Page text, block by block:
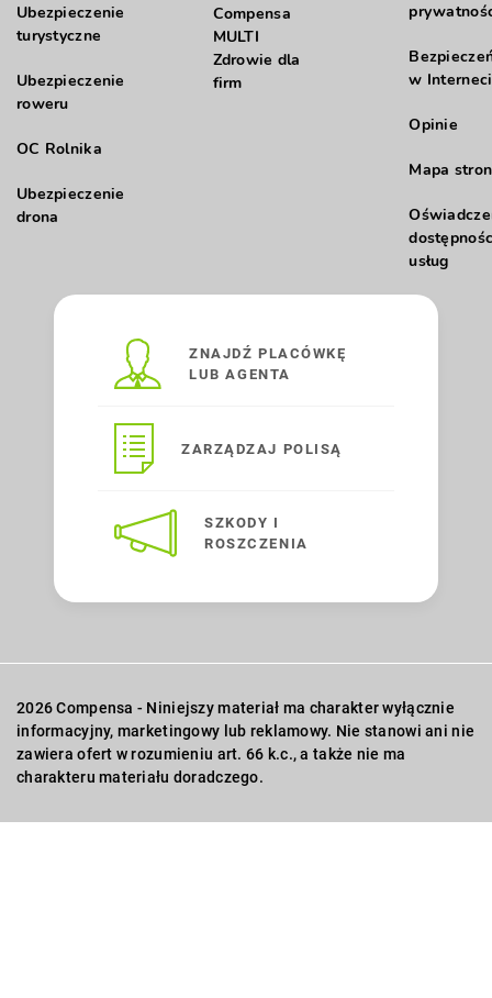
Ubezpieczenie
turystyczne
Ubezpieczenie
roweru
OC Rolnika
Ubezpieczenie
drona
Compensa
MULTI
Zdrowie dla
firm
w
Opinie
Mapa
usług
ZNAJDŹ PLACÓWKĘ
LUB AGENTA
ZARZĄDZAJ POLISĄ
SZKODY I
ROSZCZENIA
2026 Compensa - Niniejszy materiał ma charakter wyłącznie
informacyjny, marketingowy lub reklamowy. Nie stanowi ani nie
zawiera ofert w rozumieniu art. 66 k.c., a także nie ma
charakteru materiału doradczego.